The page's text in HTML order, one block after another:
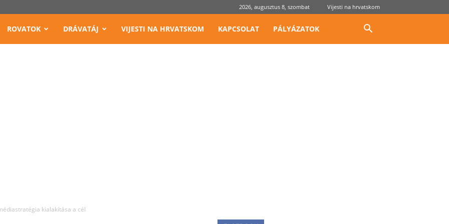
2026, augusztus 8, szombat Vijesti na hrvatskom
ROVATOK DRÁVATÁJ VIJESTI NA HRVATSKOM KAPCSOLAT PÁLYÁZATOK
kialakítása a cél